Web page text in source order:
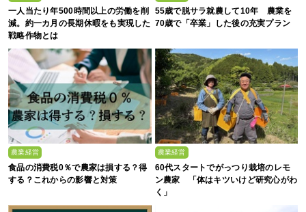
一人当たり年500時間以上の労働を削
減。約一カ月の長期休暇をも実現した
戦略作物とは
55歳で脱サラ就農して10年 農業を
70歳で「卒業」した後の充実プラン
農業経営
食品の消費税0％で農家は損する？得
する？これからの影響と対策
農業経営
60代スタートでがっつり栽培のレモ
ン農家 「体はキツいけど研究心がわ
く」